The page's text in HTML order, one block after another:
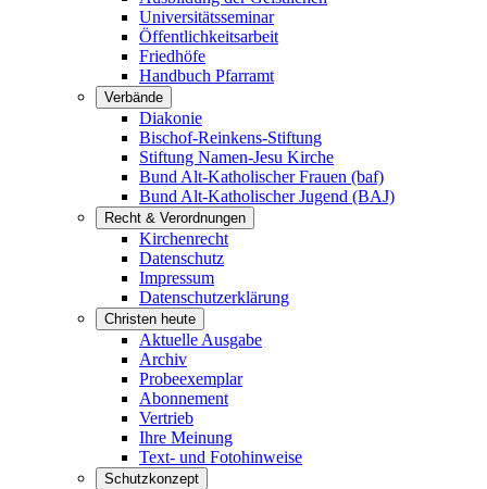
Universitätsseminar
Öffentlichkeitsarbeit
Friedhöfe
Handbuch Pfarramt
Verbände
Diakonie
Bischof-Reinkens-Stiftung
Stiftung Namen-Jesu Kirche
Bund Alt-Katholischer Frauen (baf)
Bund Alt-Katholischer Jugend (BAJ)
Recht & Verordnungen
Kirchenrecht
Datenschutz
Impressum
Datenschutzerklärung
Christen heute
Aktuelle Ausgabe
Archiv
Probeexemplar
Abonnement
Vertrieb
Ihre Meinung
Text- und Fotohinweise
Schutzkonzept